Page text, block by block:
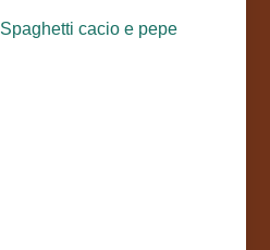
Spaghetti cacio e pepe